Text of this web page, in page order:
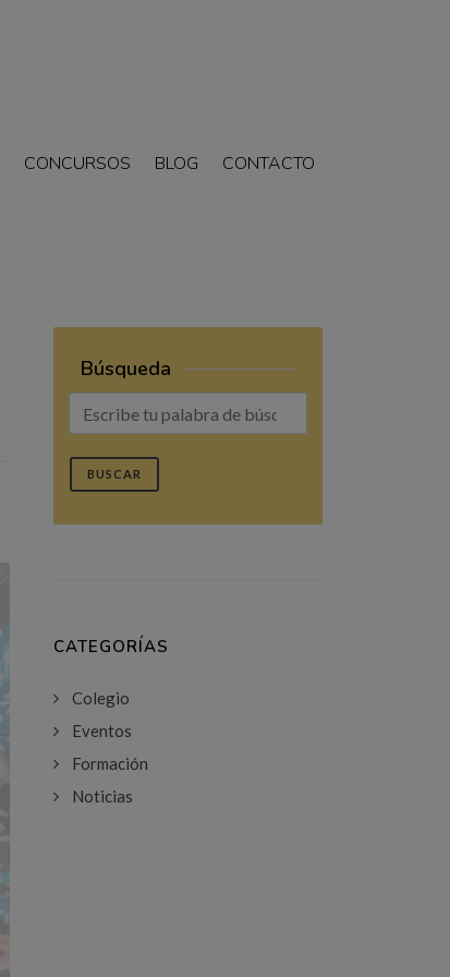
CONCURSOS BLOG CONTACTO
Búsqueda
BUSCAR
CATEGORÍAS
Colegio
Eventos
Formación
Noticias